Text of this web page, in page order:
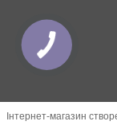
Інтернет-магазин